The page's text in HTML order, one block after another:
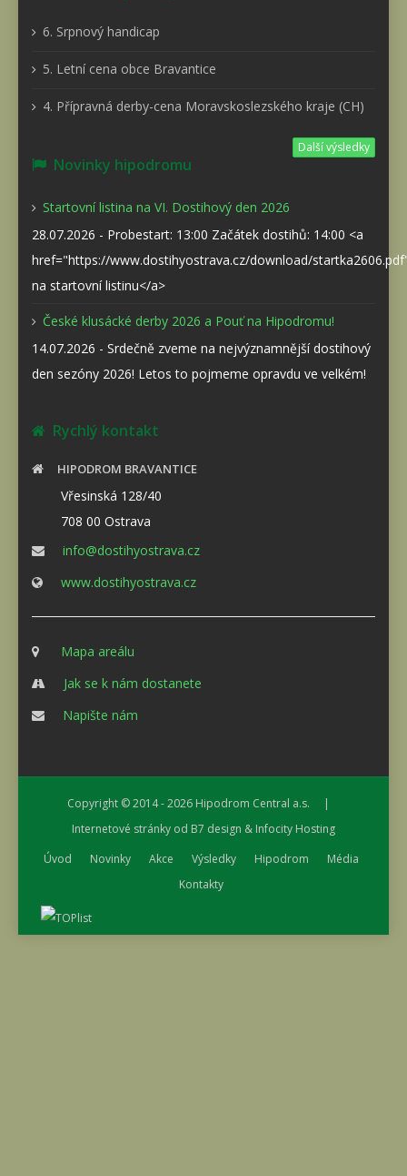
6. Srpnový handicap
5. Letní cena obce Bravantice
4. Přípravná derby-cena Moravskoslezského kraje (CH)
Další výsledky
Novinky hipodromu
Startovní listina na VI. Dostihový den 2026
28.07.2026 - Probestart: 13:00 Začátek dostihů: 14:00 <a
href="https://www.dostihyostrava.cz/download/
na startovní listinu</a>
České klusácké derby 2026 a Pouť na Hipodromu!
14.07.2026 - Srdečně zveme na nejvýznamnější dostihový
den sezóny 2026! Letos to pojmeme opravdu ve velkém!
Rychlý kontakt
HIPODROM BRAVANTICE
Vřesinská 128/40
708 00 Ostrava
info@dostihyostrava.cz
www.dostihyostrava.cz
Mapa areálu
Jak se k nám dostanete
Napište nám
Copyright © 2014 - 2026 Hipodrom Central a.s. |
Internetové stránky od B7 design & Infocity Hosting
Úvod
Novinky Akce Výsledky Hipodrom
Média
Kontakty